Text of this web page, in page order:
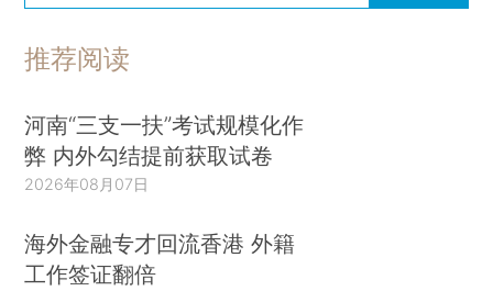
推荐阅读
河南“三支一扶”考试规模化作
弊 内外勾结提前获取试卷
2026年08月07日
海外金融专才回流香港 外籍
工作签证翻倍